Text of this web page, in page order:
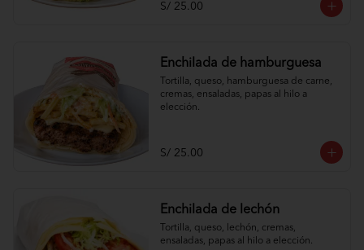
S/ 25.00
Enchilada de hamburguesa
Tortilla, queso, hamburguesa de carne,
cremas, ensaladas, papas al hilo a
elección.
S/ 25.00
Enchilada de lechón
Tortilla, queso, lechón, cremas,
ensaladas, papas al hilo a elección.